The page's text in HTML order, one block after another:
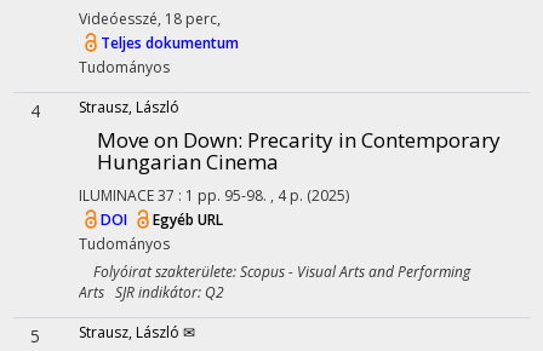
Videóesszé, 18 perc,
Teljes dokumentum
Tudományos
4 Strausz, László
Move on Down: Precarity in Contemporary
Hungarian Cinema
ILUMINACE37 : 1 pp. 95-98. , 4 p. (2025)
DOI
Egyéb URL
Tudományos
Folyóirat szakterülete: Scopus - Visual Arts and Performing
Arts SJR indikátor: Q2
5 Strausz, László ✉